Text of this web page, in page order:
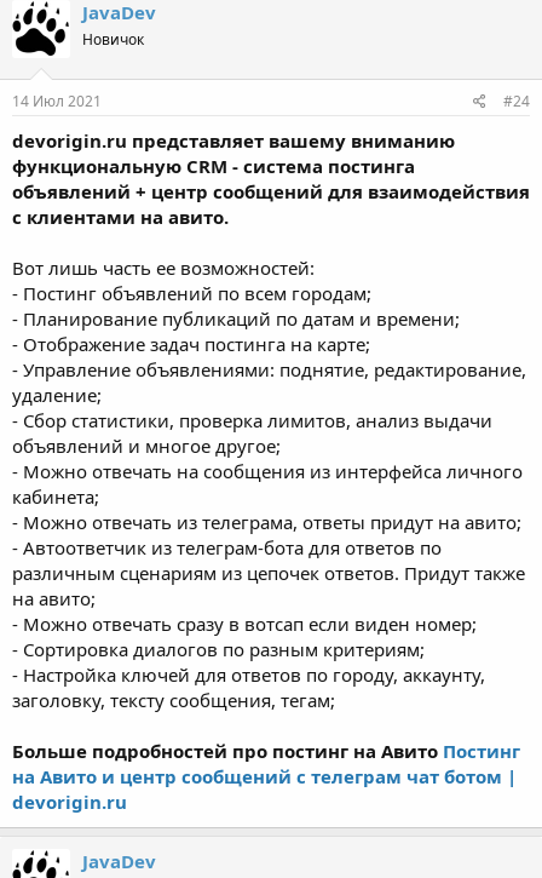
JavaDev
Новичок
14 Июл 2021 #24
devorigin.ru представляет вашему вниманию
функциональную CRM - система постинга
объявлений + центр сообщений для взаимодействия
с клиентами на авито.
Вот лишь часть ее возможностей:
- Постинг объявлений по всем городам;
- Планирование публикаций по датам и времени;
- Отображение задач постинга на карте;
- Управление объявлениями: поднятие, редактирование,
удаление;
- Сбор статистики, проверка лимитов, анализ выдачи
объявлений и многое другое;
- Можно отвечать на сообщения из интерфейса личного
кабинета;
- Можно отвечать из телеграма, ответы придут на авито;
- Автоответчик из телеграм-бота для ответов по
различным сценариям из цепочек ответов. Придут также
на авито;
- Можно отвечать сразу в вотсап если виден номер;
- Сортировка диалогов по разным критериям;
- Настройка ключей для ответов по городу, аккаунту,
заголовку, тексту сообщения, тегам;
Больше подробностей про постинг на Авито Постинг
на Авито и центр сообщений с телеграм чат ботом |
devorigin.ru
JavaDev